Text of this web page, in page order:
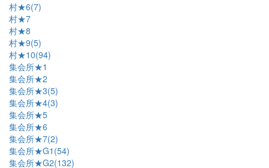
村★6(7)
村★7
村★8
村★9(5)
村★10(94)
集会所★1
集会所★2
集会所★3(5)
集会所★4(3)
集会所★5
集会所★6
集会所★7(2)
集会所★G1(54)
集会所★G2(132)